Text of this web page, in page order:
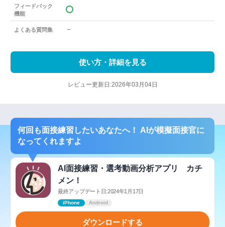
フィードバック
機能
よくある質問集 －
使い方・詳細を見る
レビュー更新日:2026年03月04日
何回も面接練習したいあなたへ！ AIが模擬面接官に
なってくれますよ
AI面接練習・選考動画分析アプリ カチ
メン！
最終アップデート日:2024年1月17日
iPhone Android
ダウンロードする